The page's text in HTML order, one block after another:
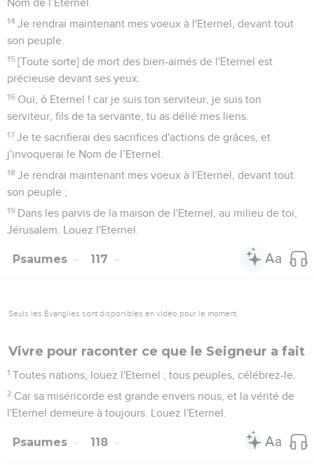
Nom de l’Eternel.
14 Je rendrai maintenant mes voeux à l'Eternel, devant tout
son peuple.
15 [Toute sorte] de mort des bien-aimés de l'Eternel est
précieuse devant ses yeux.
16 Ouï, ô Eternel ! car je suis ton serviteur, je suis ton
serviteur, fils de ta servante, tu as délié mes liens.
17 Je te sacrifierai des sacrifices d'actions de grâces, et
j'invoquerai le Nom de l’Eternel.
18 Je rendrai maintenant mes voeux à l'Eternel, devant tout
son peuple ;
19 Dans les parvis de la maison de l'Eternel, au milieu de toi,
Jérusalem. Louez l'Eternel.
Psaumes 117
Seuls les Évangiles sont disponibles en vidéo pour le moment.
Vivre pour raconter ce que le Seigneur a fait
1 Toutes nations, louez l'Eternel ; tous peuples, célébrez-le.
2 Car sa miséricorde est grande envers nous, et la vérité de
l'Eternel demeure à toujours. Louez l'Eternel.
Psaumes 118